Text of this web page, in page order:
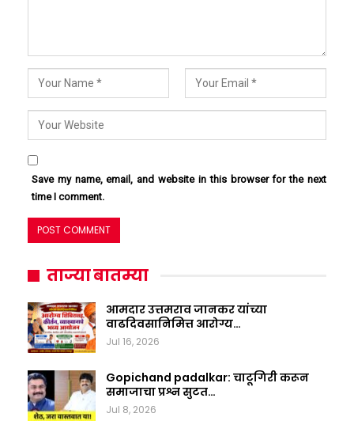
Save my name, email, and website in this browser for the next
time I comment.
ताज्या बातम्या
आमदार उत्तमराव जानकर यांच्या
वाढदिवसानिमित्त आरोग्य…
Jul 16, 2026
Gopichand padalkar: चाटूगिरी करून
समाजाचा प्रश्न सुटत…
Jul 8, 2026